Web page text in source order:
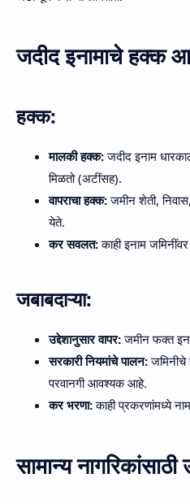
जदीद इनामाचे हक्क
हक्क:
मालकी हक्क:जदीद इनाम
मिळतो (अटींसह).
वापराचा हक्क:जमीन शेती, निवास,
येते.
कर सवलत:काही इनाम
जबाबदाऱ्या:
उद्देशानुसार वापर:जमीन फक्त
सरकारी नियमांचे पालन:जमिनीचे
परवानगी आवश्यक आहे.
कर भरणा:काही प्रकरणांमध्ये
सामान्य